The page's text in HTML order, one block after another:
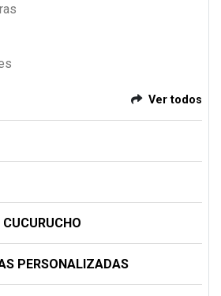
Ver todos
PERSONALIZADAS